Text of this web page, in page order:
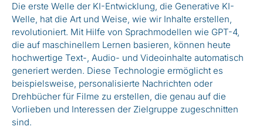
Die erste Welle der KI-Entwicklung, die Generative KI-
Welle, hat die Art und Weise, wie wir Inhalte erstellen,
revolutioniert. Mit Hilfe von Sprachmodellen wie GPT-4,
die auf maschinellem Lernen basieren, können heute
hochwertige Text-, Audio- und Videoinhalte automatisch
generiert werden. Diese Technologie ermöglicht es
beispielsweise, personalisierte Nachrichten oder
Drehbücher für Filme zu erstellen, die genau auf die
Vorlieben und Interessen der Zielgruppe zugeschnitten
sind.